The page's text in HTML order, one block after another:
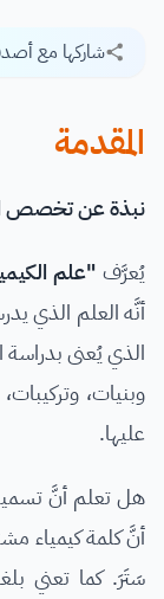
شاركها مع
المقدمة
نبذة عن تخصص
يُعرَّف "علم
أنَّه العلم الذي
الذي يُعنى
وبنيات،
عليها.
هل تعلم أنَّ
أنَّ كلمة كيمياء
سَتَرَ. كما تعني